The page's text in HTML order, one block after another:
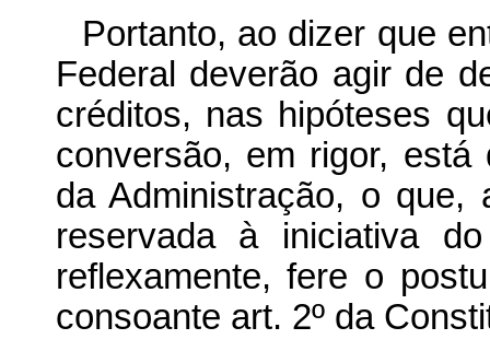
Portanto, ao dizer que
Federal deverão agir de
créditos, nas hipóteses
conversão, em rigor, está
da Administração, o que,
reservada à iniciativa
reflexamente, fere o
consoante art. 2º da